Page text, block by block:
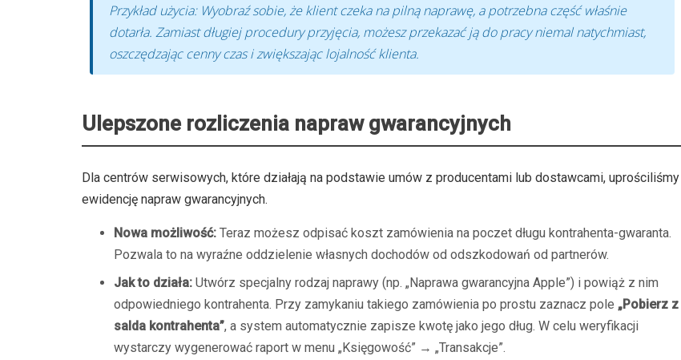
Przykład użycia: Wyobraź sobie, że klient czeka na pilną naprawę, a potrzebna część właśnie
dotarła. Zamiast długiej procedury przyjęcia, możesz przekazać ją do pracy niemal natychmiast,
oszczędzając cenny czas i zwiększając lojalność klienta.
Ulepszone rozliczenia napraw gwarancyjnych
Dla centrów serwisowych, które działają na podstawie umów z producentami lub dostawcami, uprościliśmy
ewidencję napraw gwarancyjnych.
Nowa możliwość: Teraz możesz odpisać koszt zamówienia na poczet długu kontrahenta-gwaranta.
Pozwala to na wyraźne oddzielenie własnych dochodów od odszkodowań od partnerów.
Jak to działa: Utwórz specjalny rodzaj naprawy (np. „Naprawa gwarancyjna Apple”) i powiąż z nim
odpowiedniego kontrahenta. Przy zamykaniu takiego zamówienia po prostu zaznacz pole „Pobierz z
salda kontrahenta”, a system automatycznie zapisze kwotę jako jego dług. W celu weryfikacji
wystarczy wygenerować raport w menu „Księgowość” → „Transakcje”.